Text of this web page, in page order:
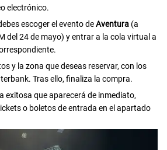
electrónico.
escoger el evento deAventura (a
del 24 de mayo) y entrar a la cola virtual a
y la zona que deseas reservar, con los
Tras ello, finaliza la compra.
exitosa que aparecerá de inmediato,
o boletos de entrada en el apartado